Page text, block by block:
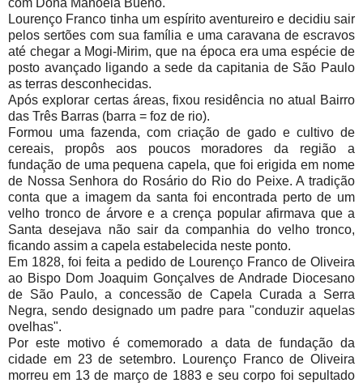
com Dona Manoela Bueno.
Lourenço Franco tinha um espírito aventureiro e decidiu sair
pelos sertões com sua família e uma caravana de escravos
até chegar a Mogi-Mirim, que na época era uma espécie de
posto avançado ligando a sede da capitania de São Paulo
as terras desconhecidas.
Após explorar certas áreas, fixou residência no atual Bairro
das Três Barras (barra = foz de rio).
Formou uma fazenda, com criação de gado e cultivo de
cereais, propôs aos poucos moradores da região a
fundação de uma pequena capela, que foi erigida em nome
de Nossa Senhora do Rosário do Rio do Peixe. A tradição
conta que a imagem da santa foi encontrada perto de um
velho tronco de árvore e a crença popular afirmava que a
Santa desejava não sair da companhia do velho tronco,
ficando assim a capela estabelecida neste ponto.
Em 1828, foi feita a pedido de Lourenço Franco de Oliveira
ao Bispo Dom Joaquim Gonçalves de Andrade Diocesano
de São Paulo, a concessão de Capela Curada a Serra
Negra, sendo designado um padre para "conduzir aquelas
ovelhas".
Por este motivo é comemorado a data de fundação da
cidade em 23 de setembro. Lourenço Franco de Oliveira
morreu em 13 de março de 1883 e seu corpo foi sepultado